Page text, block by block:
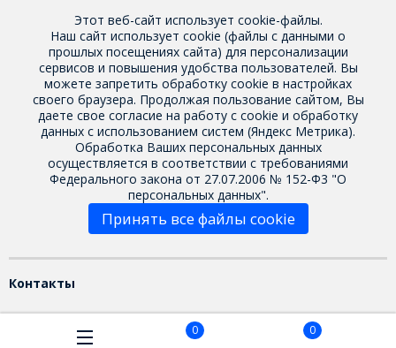
Этот веб-сайт использует cookie-файлы.
Наш сайт использует cookie (файлы с данными о
прошлых посещениях сайта) для персонализации
сервисов и повышения удобства пользователей. Вы
можете запретить обработку cookie в настройках
своего браузера. Продолжая пользование сайтом, Вы
даете свое согласие на работу с cookie и обработку
данных с использованием систем (Яндекс Метрика).
Обработка Ваших персональных данных
осуществляется в соответствии с требованиями
Федерального закона от 27.07.2006 № 152-Ф3 "О
персональных данных".
Принять все файлы cookie
Контакты
0 0